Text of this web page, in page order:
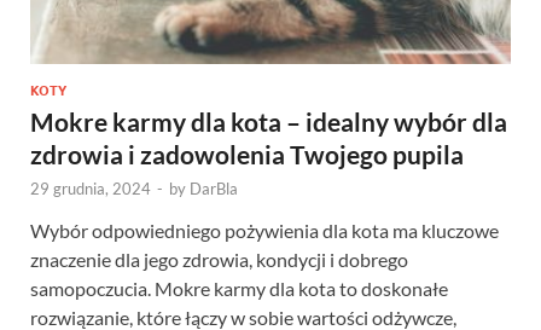
KOTY
Mokre karmy dla kota – idealny wybór dla
zdrowia i zadowolenia Twojego pupila
29 grudnia, 2024 - by DarBla
Wybór odpowiedniego pożywienia dla kota ma kluczowe
znaczenie dla jego zdrowia, kondycji i dobrego
samopoczucia. Mokre karmy dla kota to doskonałe
rozwiązanie, które łączy w sobie wartości odżywcze,